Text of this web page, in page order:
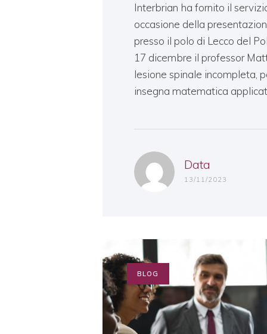
Interbrian ha fornito il
occasione della
presso il polo di Lecco del
17 dicembre il professor
lesione spinale incompleta,
insegna matematica
Data
13/11/2023
BLOG